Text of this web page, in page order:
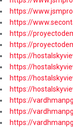
https://
https://
https://
https://
https://
https://
https://
https://
https://
https://
https://